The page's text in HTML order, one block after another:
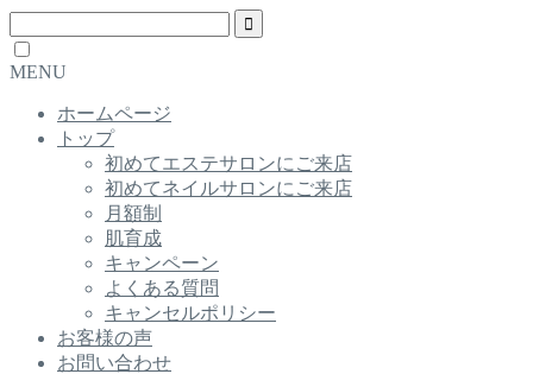
MENU
ホームページ
トップ
初めてエステサロンにご来店
初めてネイルサロンにご来店
月額制
肌育成
キャンペーン
よくある質問
キャンセルポリシー
お客様の声
お問い合わせ